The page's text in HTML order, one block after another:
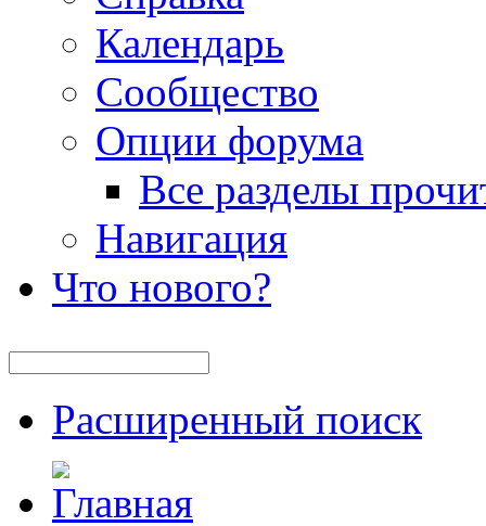
Календарь
Сообщество
Опции форума
Все разделы
Навигация
Что нового?
Расширенный поиск